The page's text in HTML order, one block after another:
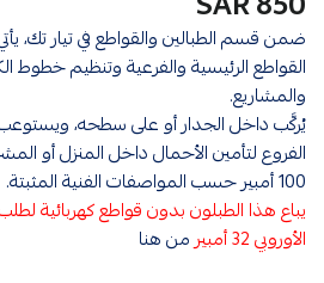
ضمن قسم الطبالين والقواطع في تيار تك،
القواطع الرئيسية والفرعية وتنظيم خطوط
والمشاريع.
يُركَّب داخل الجدار أو على سطحه، ويستوعب
الفروع لتأمين الأحمال داخل المنزل أو
100 أمبير حسب المواصفات الفنية المثبتة.
يباع هذا الطبلون بدون قواطع كهربائية
الأوروبي 32 أمبير
من هنا